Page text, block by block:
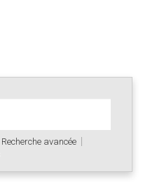
Recherche avancée